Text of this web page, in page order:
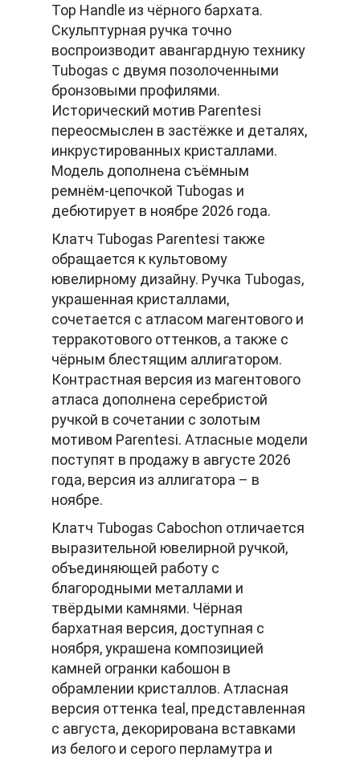
Top Handle из чёрного бархата.
Скульптурная ручка точно
воспроизводит авангардную технику
Tubogas с двумя позолоченными
бронзовыми профилями.
Исторический мотив Parentesi
переосмыслен в застёжке и деталях,
инкрустированных кристаллами.
Модель дополнена съёмным
ремнём-цепочкой Tubogas и
дебютирует в ноябре 2026 года.
Клатч Tubogas Parentesi также
обращается к культовому
ювелирному дизайну. Ручка Tubogas,
украшенная кристаллами,
сочетается с атласом магентового и
терракотового оттенков, а также с
чёрным блестящим аллигатором.
Контрастная версия из магентового
атласа дополнена серебристой
ручкой в сочетании с золотым
мотивом Parentesi. Атласные модели
поступят в продажу в августе 2026
года, версия из аллигатора – в
ноябре.
Клатч Tubogas Cabochon отличается
выразительной ювелирной ручкой,
объединяющей работу с
благородными металлами и
твёрдыми камнями. Чёрная
бархатная версия, доступная с
ноября, украшена композицией
камней огранки кабошон в
обрамлении кристаллов. Атласная
версия оттенка teal, представленная
с августа, декорирована вставками
из белого и серого перламутра и